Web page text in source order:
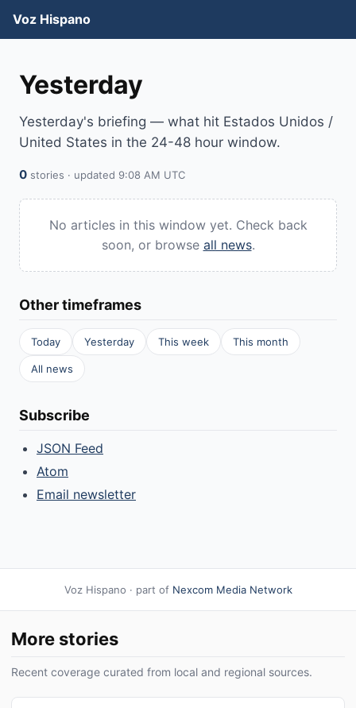
Voz Hispano
Yesterday
Yesterday's briefing — what hit Estados Unidos /
United States in the 24-48 hour window.
0 stories · updated 9:08 AM UTC
No articles in this window yet. Check back
soon, or browse all news.
Other timeframes
Today Yesterday This week This month
All news
Subscribe
JSON Feed
Atom
Email newsletter
Voz Hispano · part of Nexcom Media Network
More stories
Recent coverage curated from local and regional sources.